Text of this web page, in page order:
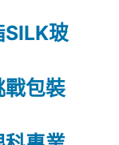
SILK玻
戰包裝